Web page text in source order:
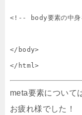
<!-- body要素の中身
</body>
</html>
meta要素について
お疲れ様でした！